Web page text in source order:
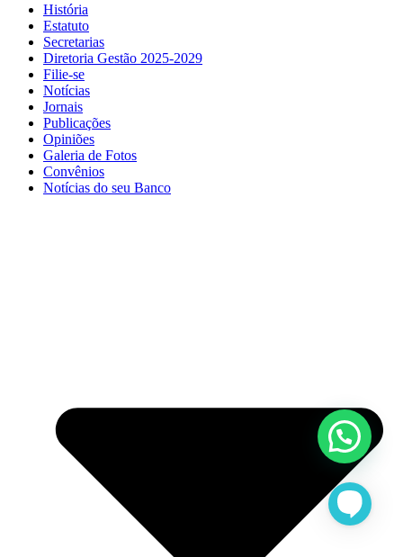
História
Estatuto
Secretarias
Diretoria Gestão 2025-2029
Filie-se
Notícias
Jornais
Publicações
Opiniões
Galeria de Fotos
Convênios
Notícias do seu Banco